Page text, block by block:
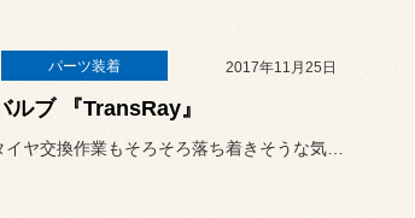
パーツ装着 2017年11月25日
ブ 『TransRay』